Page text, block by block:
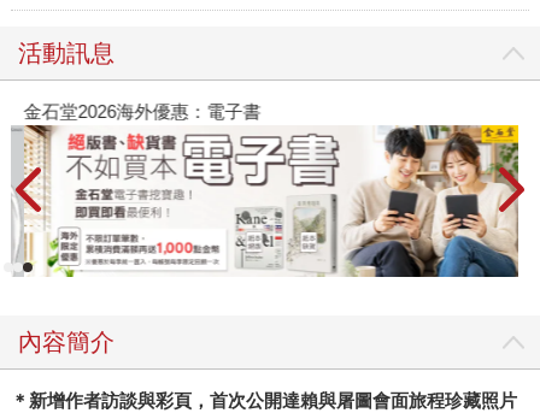
活動訊息
金石堂2026海外優惠：電子書
內容簡介
＊新增作者訪談與彩頁，首次公開達賴與屠圖會面旅程珍藏照片